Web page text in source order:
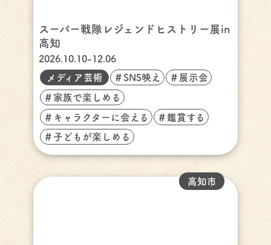
スーパー戦隊レジェンドヒストリー展in
高知
2026.10.10-12.06
メディア芸術
＃SNS映え ＃展示会
＃家族で楽しめる
＃キャラクターに会える ＃鑑賞する
＃子どもが楽しめる
高知市